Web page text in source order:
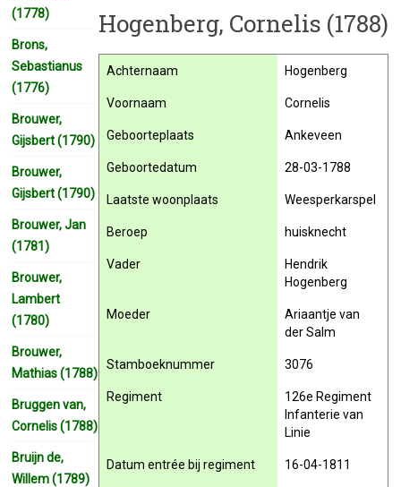
Hogenberg, Cornelis (1788)
Achternaam Hogenberg
Voornaam Cornelis
Geboorteplaats Ankeveen
Geboortedatum 28-03-1788
Laatste woonplaats Weesperkarspel
Beroep huisknecht
Vader
Hendrik
Hogenberg
Moeder
Ariaantje van
der Salm
Stamboeknummer 3076
Regiment
126e Regiment
Infanterie van
Linie
Datum entrée bij regiment 16-04-1811
(1778)
Brons,
Sebastianus
(1776)
Brouwer,
Gijsbert (1790)
Brouwer,
Gijsbert (1790)
Brouwer, Jan
(1781)
Brouwer,
Lambert
(1780)
Brouwer,
Mathias (1788)
Bruggen van,
Cornelis (1788)
Bruijn de,
Willem (1789)